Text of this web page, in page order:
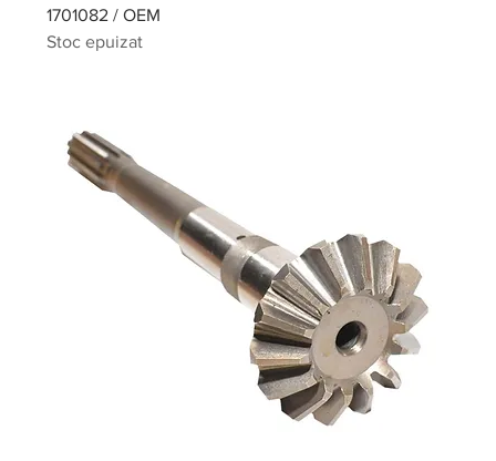
1701082 / OEM
Stoc epuizat